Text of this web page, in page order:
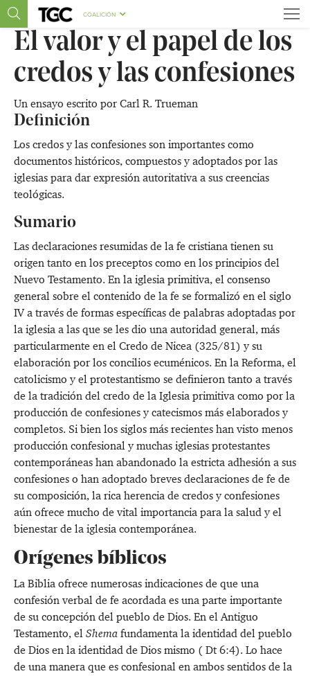
COALICIÓN
El valor y el papel de los
credos y las confesiones
Un ensayo escrito porCarl R. Trueman
Definición
Los credos y las confesiones son importantes como
documentos históricos, compuestos y adoptados por las
iglesias para dar expresión autoritativa a sus creencias
teológicas.
Sumario
Las declaraciones resumidas de la fe cristiana tienen su
origen tanto en los preceptos como en los principios del
Nuevo Testamento. En la iglesia primitiva, el consenso
general sobre el contenido de la fe se formalizó en el siglo
IV a través de formas específicas de palabras adoptadas por
la iglesia a las que se les dio una autoridad general, más
particularmente en el Credo de Nicea (325/81) y su
elaboración por los concilios ecuménicos. En la Reforma, el
catolicismo y el protestantismo se definieron tanto a través
de la tradición del credo de la Iglesia primitiva como por la
producción de confesiones y catecismos más elaborados y
completos. Si bien los siglos más recientes han visto menos
producción confesional y muchas iglesias protestantes
contemporáneas han abandonado la estricta adhesión a sus
confesiones o han adoptado breves declaraciones de fe de
su composición, la rica herencia de credos y confesiones
aún ofrece mucho de vital importancia para la salud y el
bienestar de la iglesia contemporánea.
Orígenes bíblicos
La Biblia ofrece numerosas indicaciones de que una
confesión verbal de fe acordada es una parte importante
de su concepción del pueblo de Dios. En el Antiguo
Testamento, elShemafundamenta la identidad del pueblo
de Dios en la identidad de Dios mismo (Dt 6:4). Lo hace
de una manera que es confesional en ambos sentidos de la